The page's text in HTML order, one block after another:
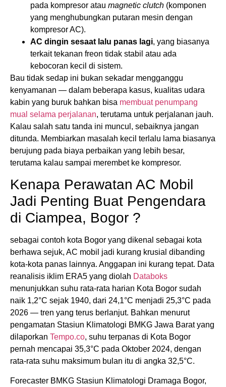
pada kompresor atau magnetic clutch (komponen
yang menghubungkan putaran mesin dengan
kompresor AC).
AC dingin sesaat lalu panas lagi, yang biasanya
terkait tekanan freon tidak stabil atau ada
kebocoran kecil di sistem.
Bau tidak sedap ini bukan sekadar mengganggu
kenyamanan — dalam beberapa kasus, kualitas udara
kabin yang buruk bahkan bisa membuat penumpang
mual selama perjalanan, terutama untuk perjalanan jauh.
Kalau salah satu tanda ini muncul, sebaiknya jangan
ditunda. Membiarkan masalah kecil terlalu lama biasanya
berujung pada biaya perbaikan yang lebih besar,
terutama kalau sampai merembet ke kompresor.
Kenapa Perawatan AC Mobil
Jadi Penting Buat Pengendara
di Ciampea, Bogor ?
sebagai contoh kota Bogor yang dikenal sebagai kota
berhawa sejuk, AC mobil jadi kurang krusial dibanding
kota-kota panas lainnya. Anggapan ini kurang tepat. Data
reanalisis iklim ERA5 yang diolah Databoks
menunjukkan suhu rata-rata harian Kota Bogor sudah
naik 1,2°C sejak 1940, dari 24,1°C menjadi 25,3°C pada
2026 — tren yang terus berlanjut. Bahkan menurut
pengamatan Stasiun Klimatologi BMKG Jawa Barat yang
dilaporkan Tempo.co, suhu terpanas di Kota Bogor
pernah mencapai 35,3°C pada Oktober 2024, dengan
rata-rata suhu maksimum bulan itu di angka 32,5°C.
Forecaster BMKG Stasiun Klimatologi Dramaga Bogor,